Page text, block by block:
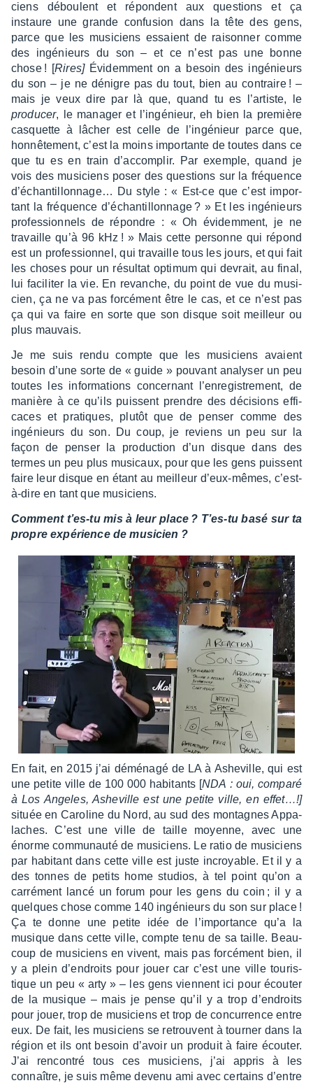
ciens déboulent et répondent aux ques­tions et ça
instaure une grande confu­sion dans la tête des gens,
parce que les musi­ciens essaient de raison­ner comme
des ingé­nieurs du son – et ce n’est pas une bonne
chose ! [Rires]Évidem­ment on a besoin des ingé­nieurs
du son – je ne dénigre pas du tout, bien au contraire ! –
mais je veux dire par là que, quand tu es l’ar­tiste, le
produ­cer, le mana­ger et l’in­gé­nieur, eh bien la première
casquette à lâcher est celle de l’in­gé­nieur parce que,
honnê­te­ment, c’est la moins impor­tante de toutes dans ce
que tu es en train d’ac­com­plir. Par exemple, quand je
vois des musi­ciens poser des ques­tions sur la fréquence
d’échan­tillon­na­ge… Du style : « Est-ce que c’est impor­
tant la fréquence d’échan­tillon­nage ? » Et les ingé­nieurs
profes­sion­nels de répondre : « Oh évidem­ment, je ne
travaille qu’à 96 kHz ! » Mais cette personne qui répond
est un profes­sion­nel, qui travaille tous les jours, et qui fait
les choses pour un résul­tat opti­mum qui devrait, au final,
lui faci­li­ter la vie. En revanche, du point de vue du musi­
cien, ça ne va pas forcé­ment être le cas, et ce n’est pas
ça qui va faire en sorte que son disque soit meilleur ou
plus mauvais.
Je me suis rendu compte que les musi­ciens avaient
besoin d’une sorte de « guide » pouvant analy­ser un peu
toutes les infor­ma­tions concer­nant l’en­re­gis­tre­ment, de
manière à ce qu’ils puissent prendre des déci­sions effi­
caces et pratiques, plutôt que de penser comme des
ingé­nieurs du son. Du coup, je reviens un peu sur la
façon de penser la produc­tion d’un disque dans des
termes un peu plus musi­caux, pour que les gens puissent
faire leur disque en étant au meilleur d’eux-mêmes, c’est-
à-dire en tant que musi­ciens.
Comment t’es-tu mis à leur place ? T’es-tu basé sur ta
propre expé­rience de musi­cien ?
En fait, en 2015 j’ai démé­nagé de LA à Ashe­ville, qui est
une petite ville de 100 000 habi­tants [NDA : oui, comparé
à Los Angeles, Ashe­ville est une petite ville, en effet…!]
située en Caro­line du Nord, au sud des montagnes Appa­
laches. C’est une ville de taille moyenne, avec une
énorme commu­nauté de musi­ciens. Le ratio de musi­ciens
par habi­tant dans cette ville est juste incroyable. Et il y a
des tonnes de petits home studios, à tel point qu’on a
carré­ment lancé un forum pour les gens du coin ; il y a
quelques chose comme 140 ingé­nieurs du son sur place !
Ça te donne une petite idée de l’im­por­tance qu’a la
musique dans cette ville, compte tenu de sa taille. Beau­
coup de musi­ciens en vivent, mais pas forcé­ment bien, il
y a plein d’en­droits pour jouer car c’est une ville touris­
tique un peu « arty » – les gens viennent ici pour écou­ter
de la musique – mais je pense qu’il y a trop d’en­droits
pour jouer, trop de musi­ciens et trop de concur­rence entre
eux. De fait, les musi­ciens se retrouvent à tour­ner dans la
région et ils ont besoin d’avoir un produit à faire écou­ter.
J’ai rencon­tré tous ces musi­ciens, j’ai appris à les
connaître, je suis même devenu ami avec certains d’entre